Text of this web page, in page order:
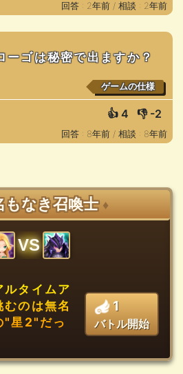
回答 : 2年前 / 相談 : 2年前
ーゴは秘密で出ますか？
ゲームの仕様
👍 4 👎 -2
回答 : 8年前 / 相談 : 8年前
もなき召喚士 ♦
VS
ルタイムア
むのは無名
"星2"だっ
1
バトル開始